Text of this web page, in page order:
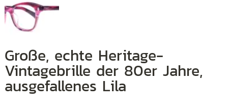
Große, echte Heritage-
Vintagebrille der 80er Jahre,
ausgefallenes Lila
+
+